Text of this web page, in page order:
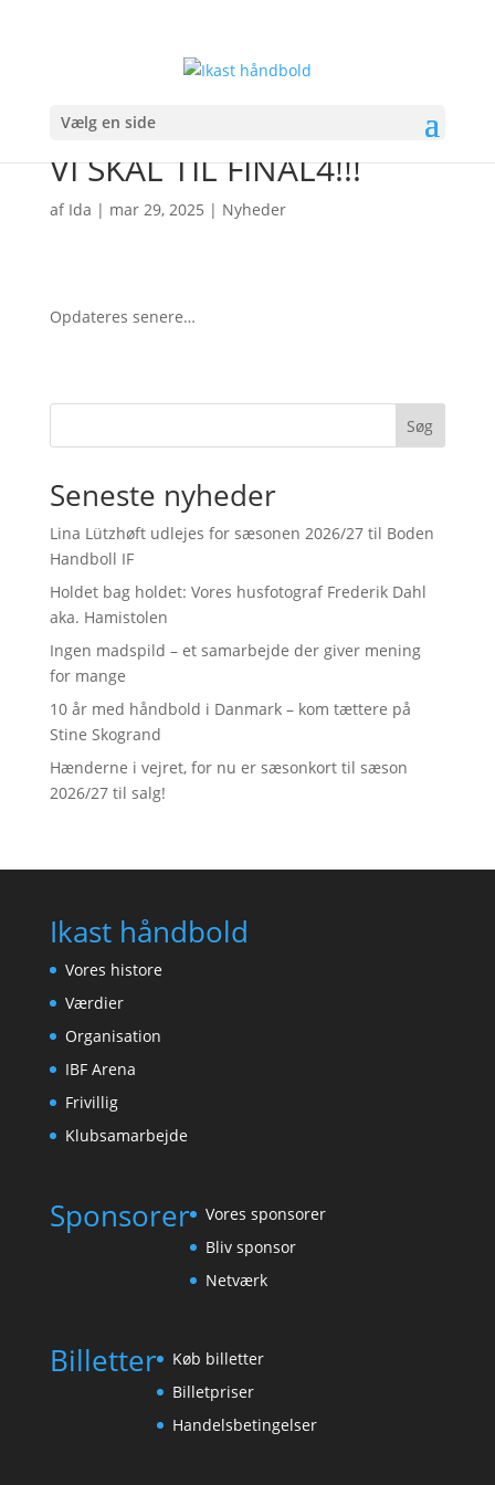
Vælg en side
VI SKAL TIL FINAL4!!!
af Ida | mar 29, 2025 | Nyheder
Opdateres senere…
Søg
Seneste nyheder
Lina Lützhøft udlejes for sæsonen 2026/27 til Boden
Handboll IF
Holdet bag holdet: Vores husfotograf Frederik Dahl
aka. Hamistolen
Ingen madspild – et samarbejde der giver mening
for mange
10 år med håndbold i Danmark – kom tættere på
Stine Skogrand
Hænderne i vejret, for nu er sæsonkort til sæson
2026/27 til salg!
Ikast håndbold
Vores histore
Værdier
Organisation
IBF Arena
Frivillig
Klubsamarbejde
Sponsorer
Vores sponsorer
Bliv sponsor
Netværk
Billetter
Køb billetter
Billetpriser
Handelsbetingelser